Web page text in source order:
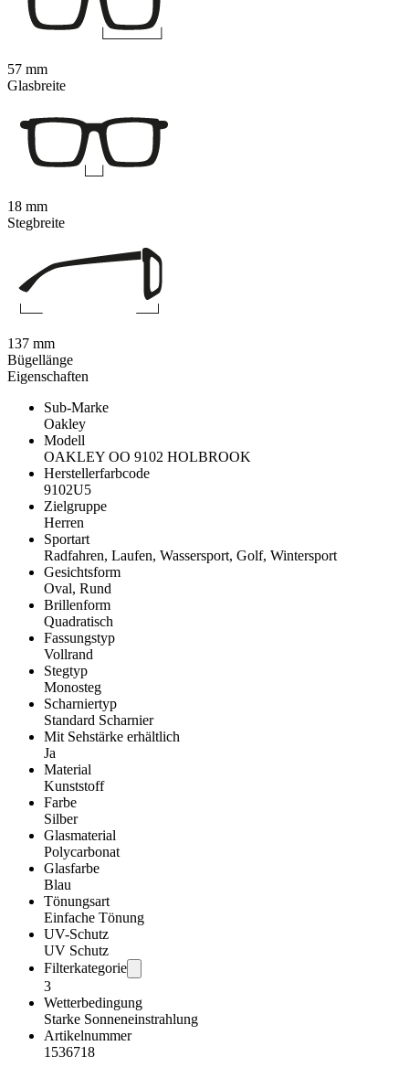
Eigenschaften
Sub-Marke
Oakley
Modell
OAKLEY OO 9102 HOLBROOK
Herstellerfarbcode
9102U5
Zielgruppe
Herren
Sportart
Radfahren, Laufen, Wassersport, Golf, Wintersport
Gesichtsform
Oval, Rund
Brillenform
Quadratisch
Fassungstyp
Vollrand
Stegtyp
Monosteg
Scharniertyp
Standard Scharnier
Mit Sehstärke erhältlich
Ja
Material
Kunststoff
Farbe
Silber
Glasmaterial
Polycarbonat
Glasfarbe
Blau
Tönungsart
Einfache Tönung
UV-Schutz
UV Schutz
Filterkategorie
3
Wetterbedingung
Starke Sonneneinstrahlung
Artikelnummer
1536718
57 mm
Glasbreite
18 mm
Stegbreite
137 mm
Bügellänge